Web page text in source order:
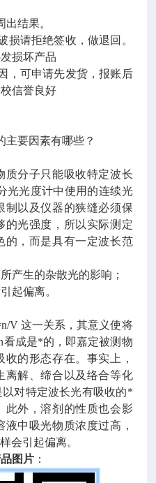
结果。
请拒绝签收，做退回。
损坏产品
，可申请先发货，报账后
信誉良好
主要因素有哪些？
分子只能吸收特定波长
光光度计中使用的连续光
制以及仪器的狭缝必须保
的光强度，所以实际测定
的，而是具有一定波长范
产生的杂散光的影响；
起偏离。
V 这一关系，其意义使将
看成是*的，即嘉定被测物
的形态存在。事实上，
离解、缔合以及络合等化
对特定波长光有吸收的*
此外，溶剂的性质也会影
中吸光物质浓度过高，
会引起偏离。
图片 ：